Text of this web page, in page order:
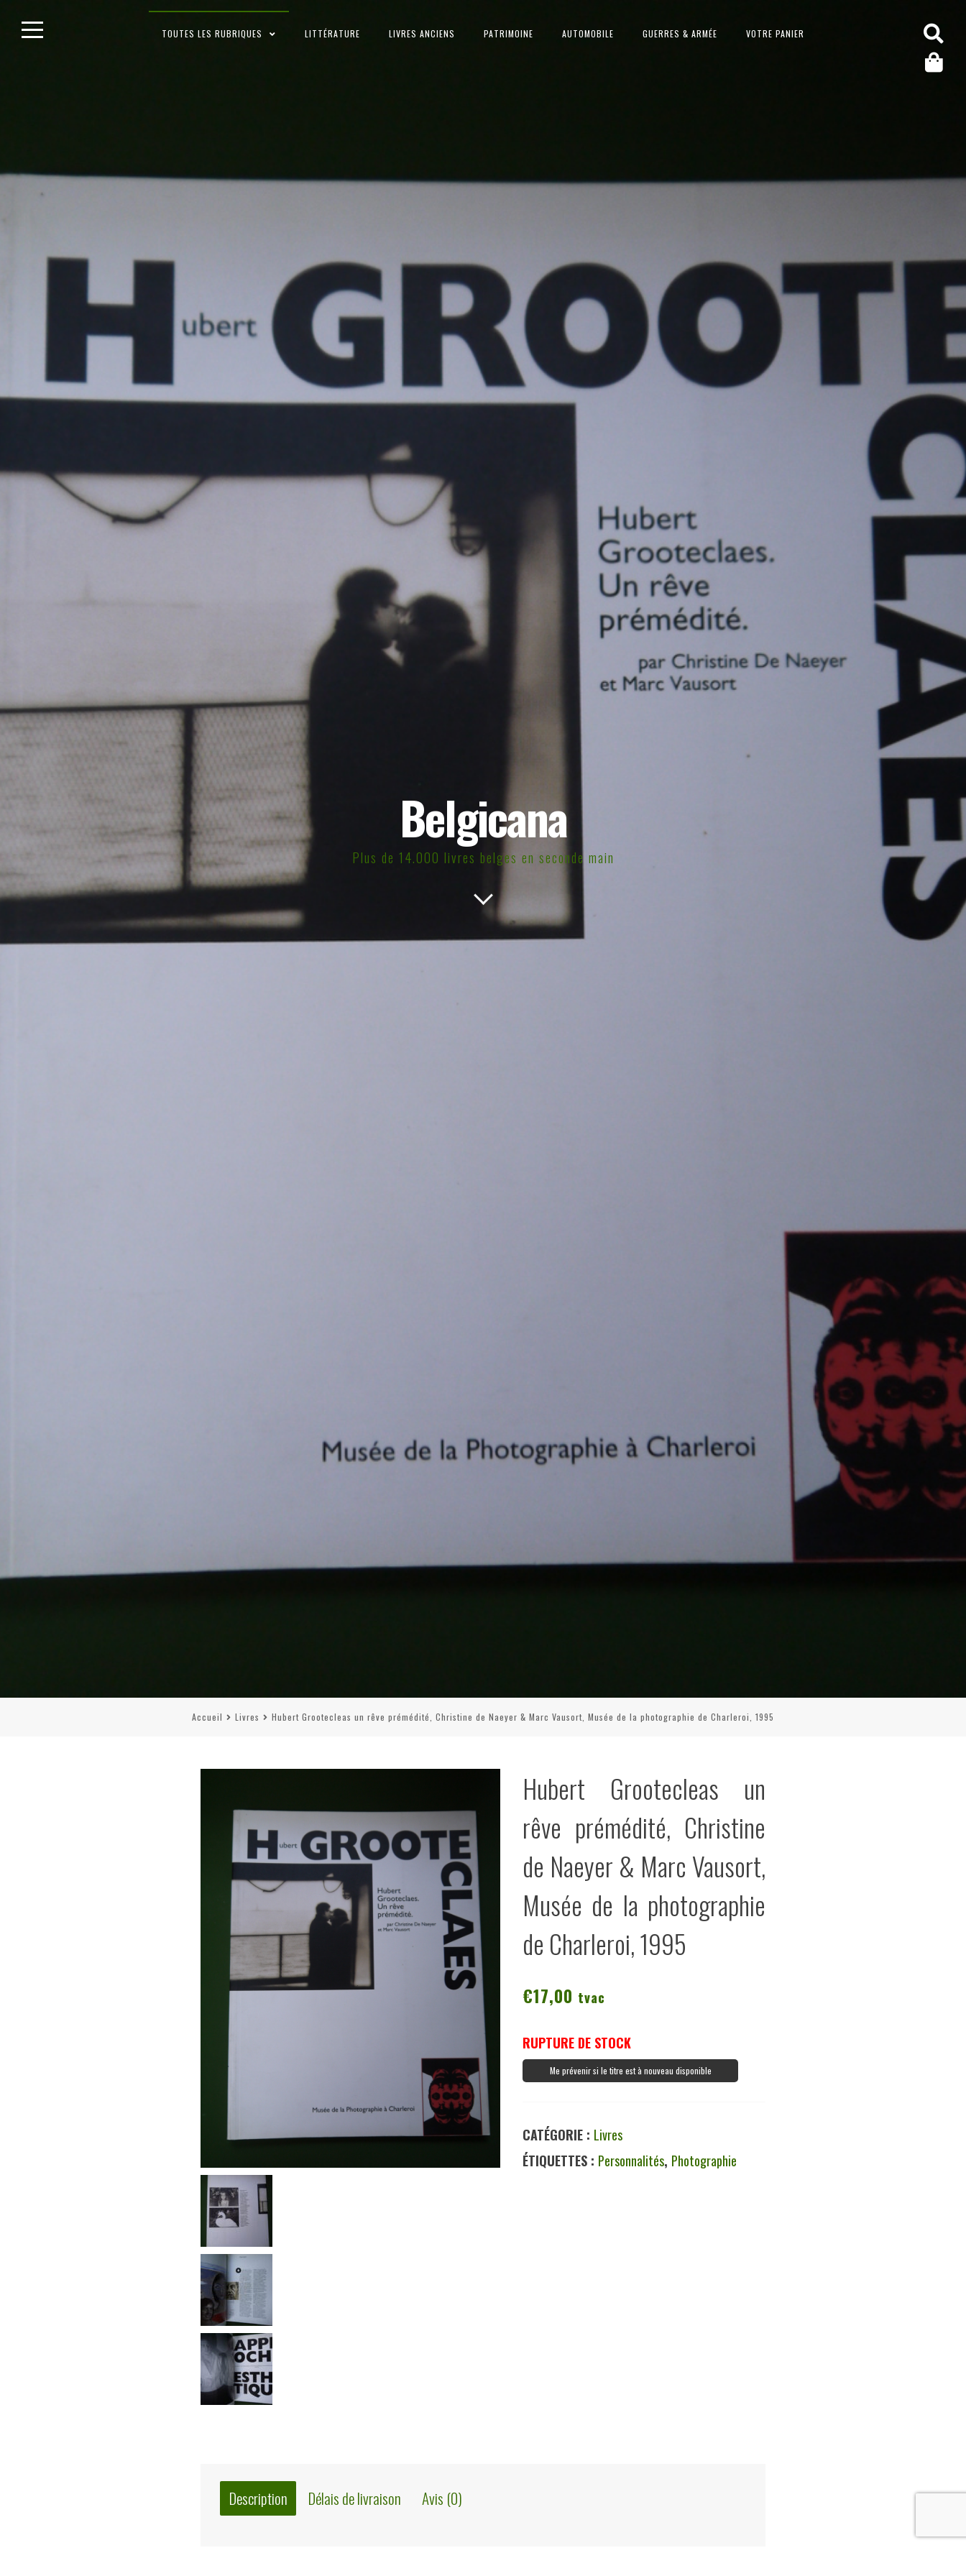
Belgicana
Plus de 14.000 livres belges en seconde main
TOUTES LES RUBRIQUES LITTÉRATURE LIVRES ANCIENS PATRIMOINE AUTOMOBILE GUERRES & ARMÉE VOTRE PANIER
Accueil Livres Hubert Grootecleas un rêve prémédité, Christine de Naeyer & Marc Vausort, Musée de la photographie de Charleroi, 1995
Hubert Grootecleas un
rêve prémédité, Christine
de Naeyer & Marc Vausort,
Musée de la photographie
de Charleroi, 1995
€17,00 tvac
RUPTURE DE STOCK
Me prévenir si le titre est à nouveau disponible
CATÉGORIE : Livres
ÉTIQUETTES : Personnalités, Photographie
Description Délais de livraison Avis (0)